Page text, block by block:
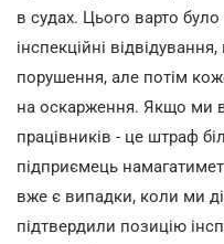
в судах. Цього варто
інспекційні
порушення, але потім
на оскарження. Якщо ми
працівників - це штраф
підприємець
вже є випадки, коли ми
підтвердили позицію